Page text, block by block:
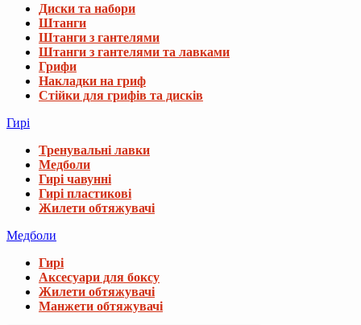
Диски та набори
Штанги
Штанги з гантелями
Штанги з гантелями та лавками
Грифи
Накладки на гриф
Стійки для грифів та дисків
Гирі
Тренувальні лавки
Медболи
Гирі чавунні
Гирі пластикові
Жилети обтяжувачі
Медболи
Гирі
Аксесуари для боксу
Жилети обтяжувачі
Манжети обтяжувачі